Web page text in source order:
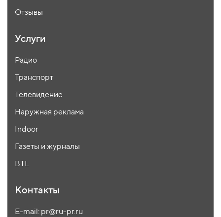
Отзывы
Услуги
Радио
Транспорт
Телевидение
Наружная реклама
Indoor
Газеты и журналы
BTL
Контакты
E-mail: pr@ru-pr.ru